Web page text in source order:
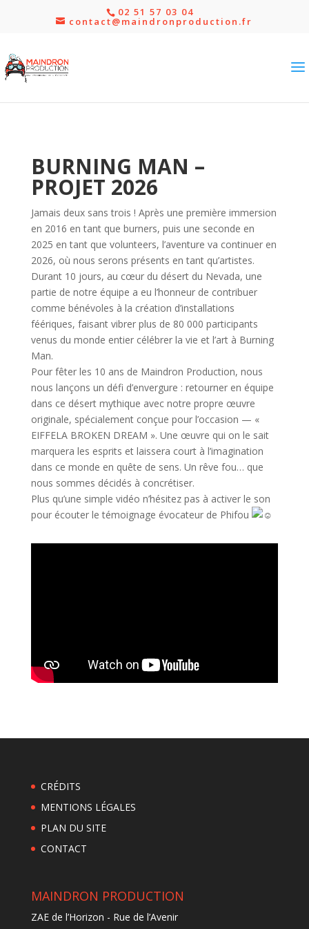
02 51 57 03 04
contact@maindronproduction.fr
BURNING MAN –
PROJET 2026
Jamais deux sans trois ! Après une première immersion
en 2016 en tant que burners, puis une seconde en
2025 en tant que volunteers, l’aventure va continuer en
2026, où nous serons présents en tant qu’artistes.
Durant 10 jours, au cœur du désert du Nevada, une
partie de notre équipe a eu l’honneur de contribuer
comme bénévoles à la création d’installations
féériques, faisant vibrer plus de 80 000 participants
venus du monde entier célébrer la vie et l’art à Burning
Man.
Pour fêter les 10 ans de Maindron Production, nous
nous lançons un défi d’envergure : retourner en équipe
dans ce désert mythique avec notre propre œuvre
originale, spécialement conçue pour l’occasion — «
EIFFELA BROKEN DREAM ». Une œuvre qui on le sait
marquera les esprits et laissera court à l’imagination
dans ce monde en quête de sens. Un rêve fou… que
nous sommes décidés à concrétiser.
Plus qu’une simple vidéo n’hésitez pas à activer le son
pour écouter le témoignage évocateur de Phifou
CRÉDITS
MENTIONS LÉGALES
PLAN DU SITE
CONTACT
MAINDRON PRODUCTION
ZAE de l’Horizon - Rue de l’Avenir